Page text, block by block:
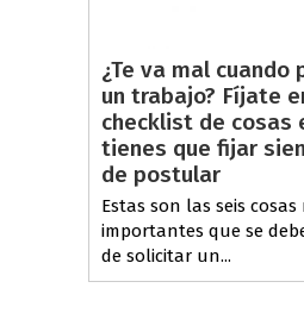
¿Te va mal cuando
un trabajo? Fíjate
checklist de cosas
tienes que fijar
de postular
Estas son las seis cosas
importantes que se
de solicitar un...